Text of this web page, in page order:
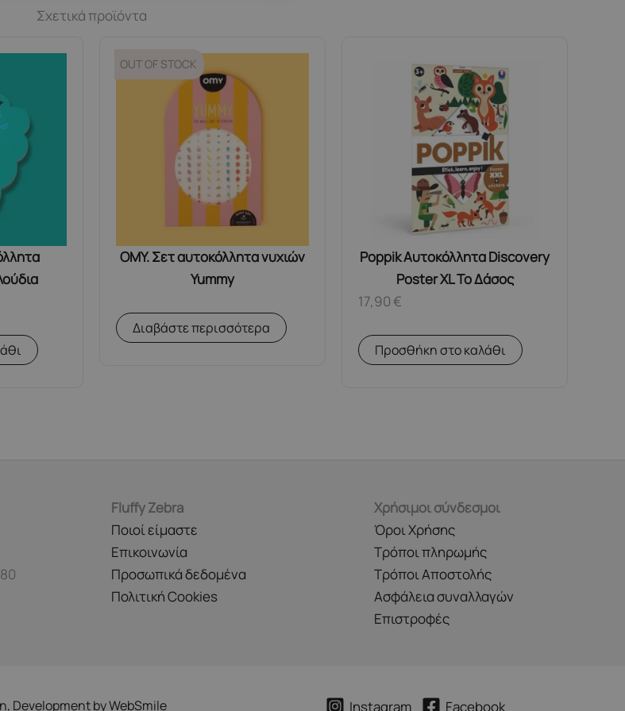
Σχετικά προϊόντα
OMY. Σετ αυτοκόλλητα νυχιών
Yummy
OUT OF STOCK
Διαβάστε περισσότερα
Poppik Αυτοκόλλητα Discovery
Poster XL Το Δάσος
17,90€
Προσθήκη στο καλάθι
Fluffy Zebra
Ποιοί είμαστε
Επικοινωνία
Προσωπικά δεδομένα
Πολιτική Cookies
Χρήσιμοι σύνδεσμοι
Όροι Χρήσης
Τρόποι πληρωμής
Τρόποι Αποστολής
Ασφάλεια συναλλαγών
Επιστροφές
Development byWebSmile Instagram Facebook